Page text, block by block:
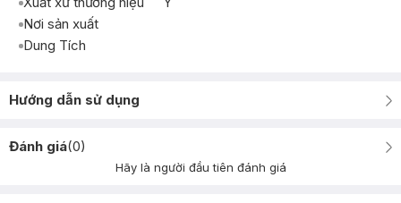
Nơi sản xuất
Dung Tích
Hướng dẫn sử dụng
Đánh giá(0)
Hãy là người đầu tiên đánh giá